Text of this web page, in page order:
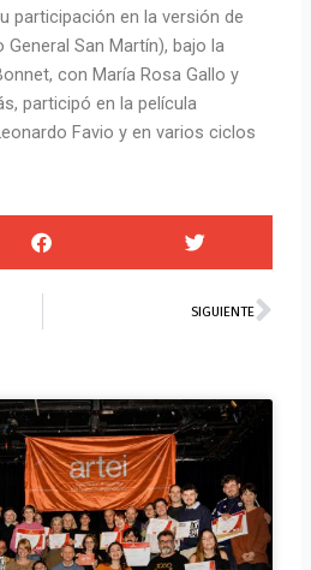
participación en la versión de
General San Martín), bajo la
con María Rosa Gallo y
participó en la película
Favio y en varios ciclos
SIGUIENTE